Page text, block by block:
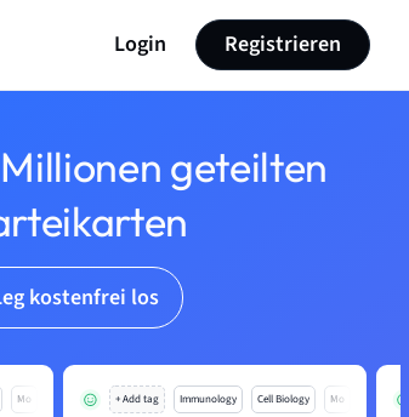
Login Registrieren
geteilten
kostenfrei los
Mo + Add tag Immunology Cell Biology Mo